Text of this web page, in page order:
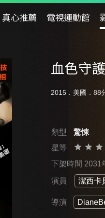
真心推薦 電視運動館
血色守護
2015．美國．88
類型
驚悚
星等
下架時間 2031
演員 潔西卡
導演